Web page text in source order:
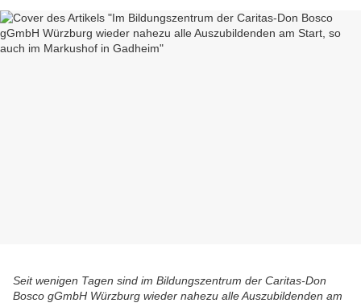
Seit wenigen Tagen sind im Bildungszentrum der Caritas-Don
Bosco gGmbH Würzburg wieder nahezu alle Auszubildenden am